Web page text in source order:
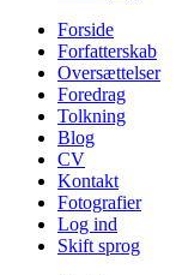
Forside
Forfatterskab
Oversættelser
Foredrag
Tolkning
Blog
CV
Kontakt
Fotografier
Log ind
Skift sprog